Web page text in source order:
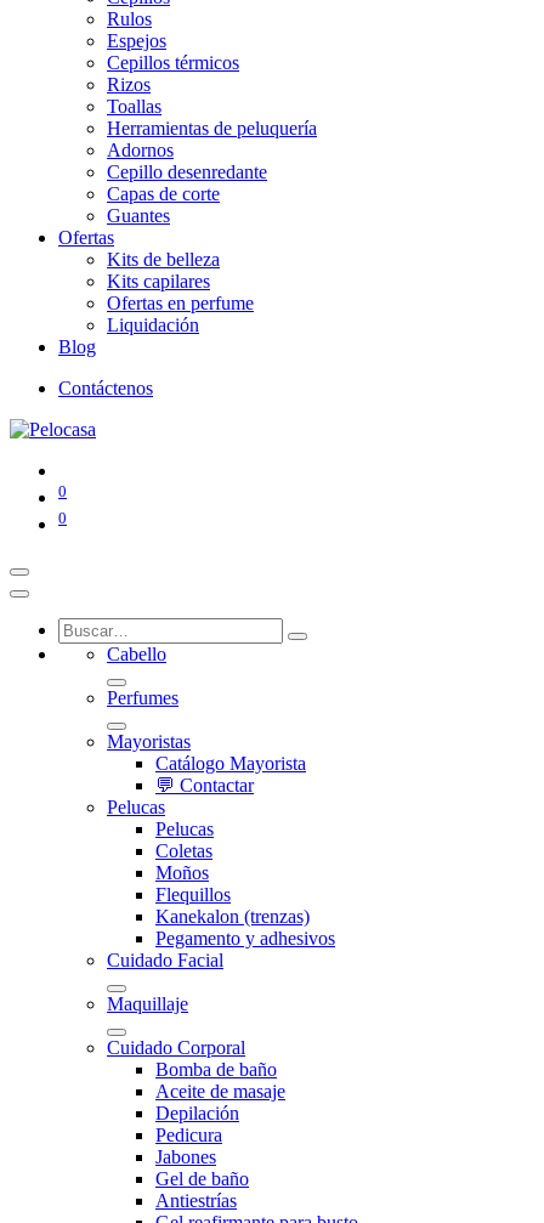
Rulos
Espejos
Cepillos térmicos
Rizos
Toallas
Herramientas de peluquería
Adornos
Cepillo desenredante
Capas de corte
Guantes
Ofertas
Kits de belleza
Kits capilares
Ofertas en perfume
Liquidación
Blog
Contáctenos
0
0
Cabello
Perfumes
Mayoristas
Catálogo Mayorista
💬 Contactar
Pelucas
Pelucas
Coletas
Moños
Flequillos
Kanekalon (trenzas)
Pegamento y adhesivos
Cuidado Facial
Maquillaje
Cuidado Corporal
Bomba de baño
Aceite de masaje
Depilación
Pedicura
Jabones
Gel de baño
Antiestrías